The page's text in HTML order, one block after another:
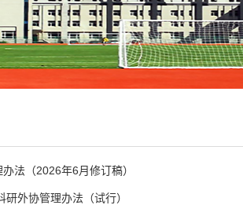
法（2026年6月修订稿）
外协管理办法（试行）